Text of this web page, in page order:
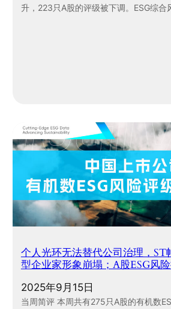
升，223只A股的评级被下调。ESG综合
个人光环无法替代公司治理，ST
型企业家形象崩塌；A股ESG风
2025年9月15日
当周简评 本周共有275只A股的有机数